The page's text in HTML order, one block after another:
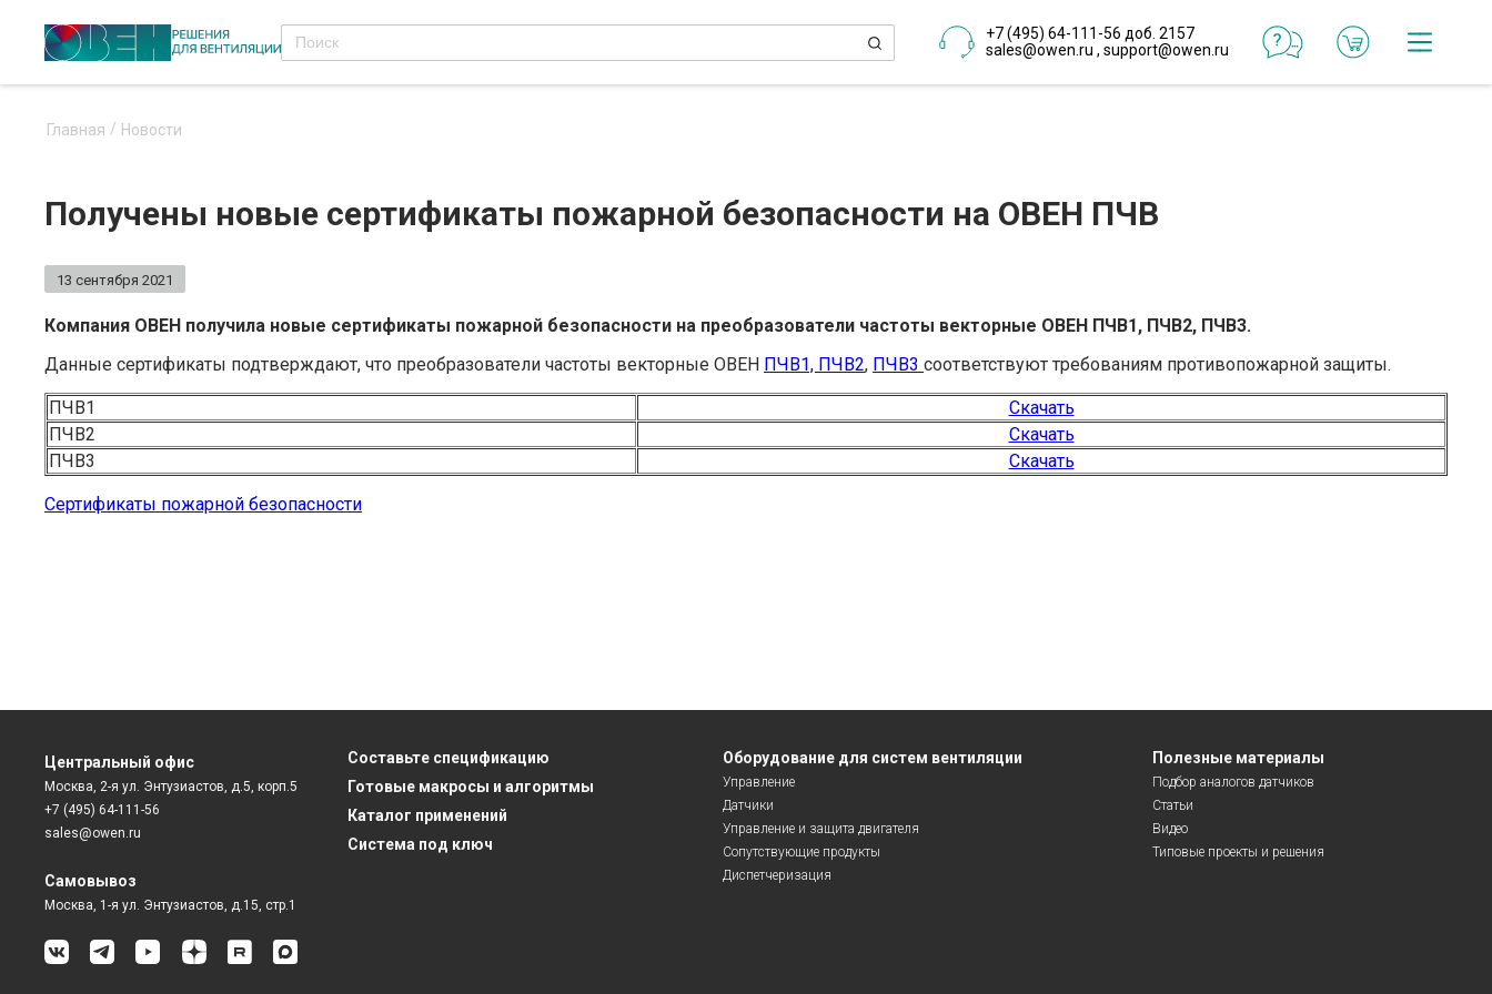
+7 (495) 64-111-56 доб. 2157
sales@owen.ru , support@owen.ru
Главная Новости
Получены новые сертификаты пожарной безопасности на ОВЕН ПЧВ
13 сентября 2021
Компания ОВЕН получила новые сертификаты пожарной безопасности на преобразователи частоты векторные ОВЕН ПЧВ1, ПЧВ2, ПЧВ3.
Данные сертификаты подтверждают, что преобразователи частоты векторные ОВЕН ПЧВ1, ПЧВ2, ПЧВ3 соответствуют требованиям противопожарной защиты.
ПЧВ1
Скачать
ПЧВ2
Скачать
ПЧВ3
Скачать
Сертификаты пожарной безопасности
Центральный офис
Москва, 2-я ул. Энтузиастов, д.5, корп.5
+7 (495) 64-111-56
sales@owen.ru
Самовывоз
Москва, 1-я ул. Энтузиастов, д.15, стр.1
Составьте спецификацию
Готовые макросы и алгоритмы
Каталог применений
Система под ключ
Оборудование для систем вентиляции
Управление
Датчики
Управление и защита двигателя
Сопутствующие продукты
Диспетчеризация
Полезные материалы
Подбор аналогов датчиков
Статьи
Видео
Типовые проекты и решения